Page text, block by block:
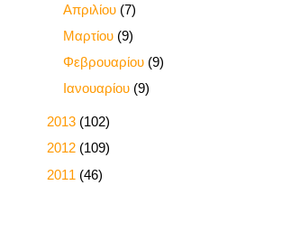
Απριλίου (7)
Μαρτίου (9)
Φεβρουαρίου (9)
Ιανουαρίου (9)
2013 (102)
2012 (109)
2011 (46)